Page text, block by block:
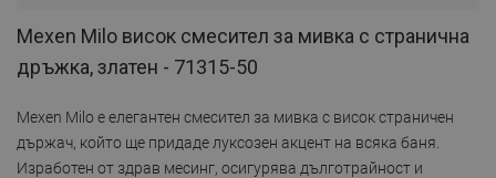
Mexen Milo висок смесител за мивка с странична
дръжка, златен - 71315-50
Mexen Milo е елегантен смесител за мивка с висок страничен
държач, който ще придаде луксозен акцент на всяка баня.
Изработен от здрав месинг, осигурява дълготрайност и